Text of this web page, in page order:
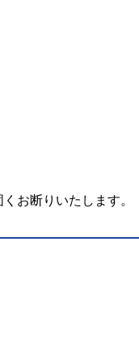
お断りいたします。